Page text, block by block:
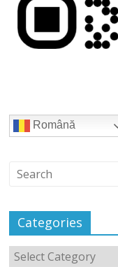
Română
Categories